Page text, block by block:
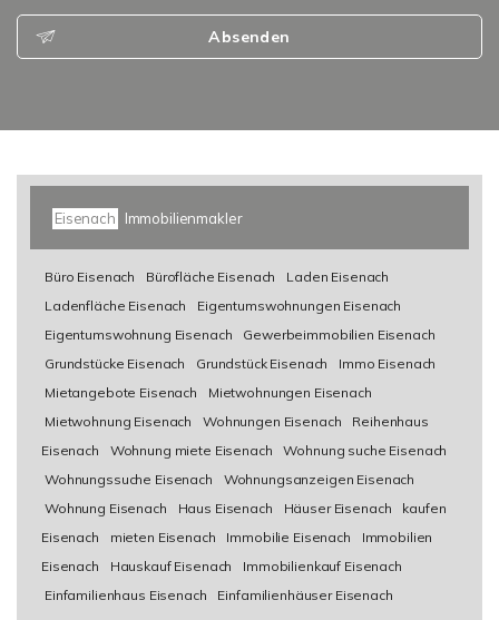
Absenden
Eisenach Immobilienmakler
Büro Eisenach Bürofläche Eisenach
Laden Eisenach
Ladenfläche Eisenach
Eigentumswohnungen Eisenach
Eigentumswohnung Eisenach
Gewerbeimmobilien Eisenach
Grundstücke Eisenach
Grundstück Eisenach
Immo Eisenach
Mietangebote Eisenach
Mietwohnungen Eisenach
Mietwohnung Eisenach
Wohnungen Eisenach
Reihenhaus
Eisenach
Wohnung miete Eisenach
Wohnung suche Eisenach
Wohnungssuche Eisenach
Wohnungsanzeigen Eisenach
Wohnung Eisenach
Haus Eisenach Häuser Eisenach
kaufen
Eisenach
mieten Eisenach Immobilie Eisenach
Immobilien
Eisenach
Hauskauf Eisenach
Immobilienkauf Eisenach
Einfamilienhaus Eisenach
Einfamilienhäuser Eisenach